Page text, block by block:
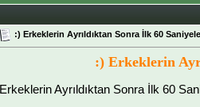
:) Erkeklerin Ayrıldıktan Sonra İlk 60
:) Erkeklerin
Erkeklerin Ayrıldıktan Sonra İlk 60